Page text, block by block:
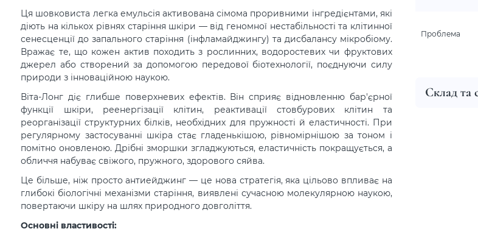
Ця шовковиста легка емульсія активована сімома проривними інгредієнтами, які
діють на кількох рівнях старіння шкіри — від геномної нестабільності та клітинної
сенесценції до запального старіння (інфламайджингу) та дисбалансу мікробіому.
Вражає те, що кожен актив походить з рослинних, водоростевих чи фруктових
джерел або створений за допомогою передової біотехнології, поєднуючи силу
природи з інноваційною наукою.
Віта-Лонг діє глибше поверхневих ефектів. Він сприяє відновленню бар'єрної
функції шкіри, реенергізації клітин, реактивації стовбурових клітин та
реорганізації структурних білків, необхідних для пружності й еластичності. При
регулярному застосуванні шкіра стає гладенькішою, рівномірнішою за тоном і
помітно оновленою. Дрібні зморшки згладжуються, еластичність покращується, а
обличчя набуває свіжого, пружного, здорового сяйва.
Це більше, ніж просто антиейджинг — це нова стратегія, яка цільово впливає на
глибокі біологічні механізми старіння, виявлені сучасною молекулярною наукою,
повертаючи шкіру на шлях природного довголіття.
Основні властивості:
Склад та
Проблема